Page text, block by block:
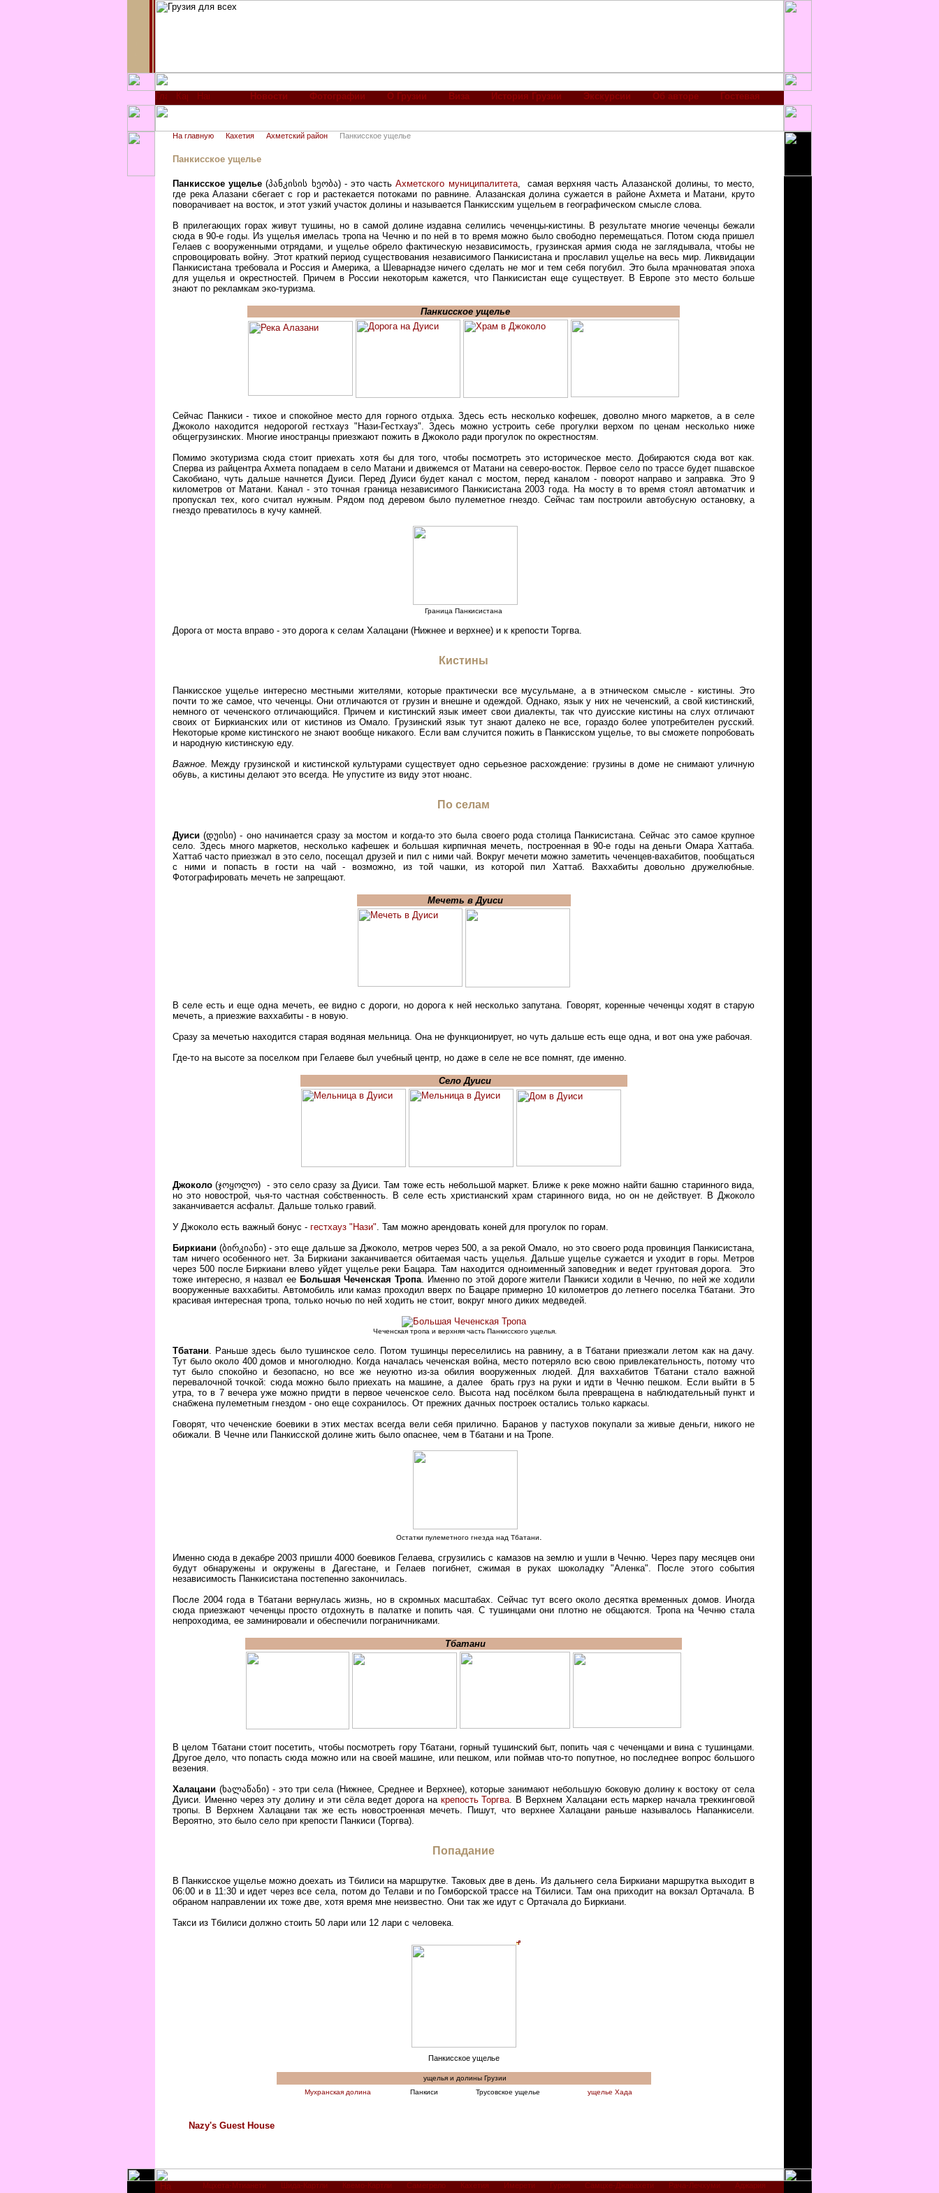
Новости Фотографии О Грузии Виза История Грузии Экскурсии Об авторе Гостевая
На главную Кахетия Ахметский район Панкисское ущелье
Панкисское ущелье
Панкисское ущелье (პანკისის ხეობა) - это частьАхметского муниципалитета, самая верхняя часть Алазанской долины, то место,
где река Алазани сбегает с гор и растекается потоками по равнине. Алазанская долина сужается в районе Ахмета и Матани, круто
поворачивает на восток, и этот узкий участок долины и называется Панкисским ущельем в географическом смысле слова.
В прилегающих горах живут тушины, но в самой долине издавна селились чеченцы-кистины. В результате многие чеченцы бежали
сюда в 90-е годы. Из ущелья имелась тропа на Чечню и по ней в то время можно было свободно перемещаться. Потом сюда пришел
Гелаев с вооруженными отрядами, и ущелье обрело фактическую независимость, грузинская армия сюда не заглядывала, чтобы не
спровоцировать войну. Этот краткий период существования независимого Панкисистана и прославил ущелье на весь мир. Ликвидации
Панкисистана требовала и Россия и Америка, а Шеварнадзе ничего сделать не мог и тем себя погубил. Это была мрачноватая эпоха
для ущелья и окрестностей. Причем в России некоторым кажется, что Панкисистан еще существует. В Европе это место больше
знают по рекламкам эко-туризма.
Панкисское ущелье
Сейчас Панкиси - тихое и спокойное место для горного отдыха. Здесь есть несколько кофешек, доволно много маркетов, а в селе
Джоколо находится недорогой гестхауз "Нази-Гестхауз". Здесь можно устроить себе прогулки верхом по ценам несколько ниже
общегрузинских. Многие иностранцы приезжают пожить в Джоколо ради прогулок по окрестностям.
Помимо экотуризма сюда стоит приехать хотя бы для того, чтобы посмотреть это историческое место. Добираются сюда вот как.
Сперва из райцентра Ахмета попадаем в село Матани и движемся от Матани на северо-восток. Первое село по трассе будет пшавское
Сакобиано, чуть дальше начнется Дуиси. Перед Дуиси будет канал с мостом, перед каналом - поворот направо и заправка. Это 9
километров от Матани. Канал - это точная граница независимого Панкисистана 2003 года. На мосту в то время стоял автоматчик и
пропускал тех, кого считал нужным. Рядом под деревом было пулеметное гнездо. Сейчас там построили автобусную остановку, а
гнездо преватилось в кучу камней.
Граница Панкисистана
Дорога от моста вправо - это дорога к селам Халацани (Нижнее и верхнее) и к крепости Торгва.
Кистины
Панкисское ущелье интересно местными жителями, которые практически все мусульмане, а в этническом смысле - кистины. Это
почти то же самое, что чеченцы. Они отличаются от грузин и внешне и одеждой. Однако, язык у них не чеченский, а свой кистинский,
немного от чеченского отличающийся. Причем и кистинский язык имеет свои диалекты, так что дуисские кистины на слух отличают
своих от Биркианских или от кистинов из Омало. Грузинский язык тут знают далеко не все, гораздо более употребителен русский.
Некоторые кроме кистинского не знают вообще никакого. Если вам случится пожить в Панкисском ущелье, то вы сможете попробовать
и народную кистинскую еду.
Важное. Между грузинской и кистинской культурами существует одно серьезное расхождение: грузины в доме не снимают уличную
обувь, а кистины делают это всегда. Не упустите из виду этот нюанс.
По селам
Дуиси (დუისი) - оно начинается сразу за мостом и когда-то это была своего рода столица Панкисистана. Сейчас это самое крупное
село. Здесь много маркетов, несколько кафешек и большая кирпичная мечеть, построенная в 90-е годы на деньги Омара Хаттаба.
Хаттаб часто приезжал в это село, посещал друзей и пил с ними чай. Вокруг мечети можно заметить чеченцев-вахабитов, пообщаться
с ними и попасть в гости на чай - возможно, из той чашки, из которой пил Хаттаб. Ваххабиты довольно дружелюбные.
Фотографировать мечеть не запрещают.
Мечеть в Дуиси
В селе есть и еще одна мечеть, ее видно с дороги, но дорога к ней несколько запутана. Говорят, коренные чеченцы ходят в старую
мечеть, а приезжие ваххабиты - в новую.
Сразу за мечетью находится старая водяная мельница. Она не функционирует, но чуть дальше есть еще одна, и вот она уже рабочая.
Где-то на высоте за поселком при Гелаеве был учебный центр, но даже в селе не все помнят, где именно.
Село Дуиси
Джоколо (ჯოყოლო)- это село сразу за Дуиси. Там тоже есть небольшой маркет. Ближе к реке можно найти башню старинного вида,
но это новострой, чья-то частная собственность. В селе есть христианский храм старинного вида, но он не действует. В Джоколо
заканчивается асфальт. Дальше только гравий.
У Джоколо есть важный бонус - гестхауз "Нази" . Там можно арендовать коней для прогулок по горам.
Биркиани (ბირკიანი)- это еще дальше за Джоколо, метров через 500, а за рекой Омало, но это своего рода провинция Панкисистана,
там ничего особенного нет. За Биркиани заканчивается обитаемая часть ущелья. Дальше ущелье сужается и уходит в горы. Метров
через 500 после Биркиани влево уйдет ущелье реки Бацара. Там находится одноименный заповедник и ведет грунтовая дорога. Это
тоже интересно, я назвал ее Большая Чеченская Тропа. Именно по этой дороге жители Панкиси ходили в Чечню, по ней же ходили
вооруженные ваххабиты. Автомобиль или камаз проходил вверх по Бацаре примерно 10 километров до летнего поселка Тбатани. Это
красивая интересная тропа, только ночью по ней ходить не стоит, вокруг много диких медведей.
Чеченская тропа и верхняя часть Панкисского ущелья.
Тбатани . Раньше здесь было тушинское село. Потом тушинцы переселились на равнину, а в Тбатани приезжали летом как на дачу.
Тут было около 400 домов и многолюдно. Когда началась чеченская война, место потеряло всю свою привлекательность, потому что
тут было спокойно и безопасно, но все же неуютно из-за обилия вооруженных людей. Для ваххабитов Тбатани стало важной
перевалочной точкой: сюда можно было приехать на машине, а далее брать груз на руки и идти в Чечню пешком. Если выйти в 5
утра, то в 7 вечера уже можно придти в первое чеченское село. Высота над посёлком была превращена в наблюдательный пункт и
снабжена пулеметным гнездом - оно еще сохранилось. От прежних дачных построек остались только каркасы.
Говорят, что чеченские боевики в этих местах всегда вели себя прилично. Баранов у пастухов покупали за живые деньги, никого не
обижали. В Чечне или Панкисской долине жить было опаснее, чем в Тбатани и на Тропе.
Остатки пулеметного гнезда над Тбатани
Именно сюда в декабре 2003 пришли 4000 боевиков Гелаева, сгрузились с камазов на землю и ушли в Чечню. Через пару месяцев они
будут обнаружены и окружены в Дагестане, и Гелаев погибнет, сжимая в руках шоколадку "Аленка". После этого события
независимость Панкисистана постепенно закончилась.
После 2004 года в Тбатани вернулась жизнь, но в скромных масштабах. Сейчас тут всего около десятка временных домов. Иногда
сюда приезжают чеченцы просто отдохнуть в палатке и попить чая. С тушинцами они плотно не общаются. Тропа на Чечню стала
непроходима, ее заминировали и обеспечили пограничниками.
Тбатани
В целом Тбатани стоит посетить, чтобы посмотреть гору Тбатани, горный тушинский быт, попить чая с чеченцами и вина с тушинцами.
Другое дело, что попасть сюда можно или на своей машине, или пешком, или поймав что-то попутное, но последнее вопрос большого
везения.
Халацани (ხალაწანი) - это три села (Нижнее, Среднее и Верхнее), которые занимают небольшую боковую долину к востоку от села
Дуиси. Именно через эту долину и эти сёла ведет дорога на крепость Торгва . В Верхнем Халацани есть маркер начала треккинговой
тропы. В Верхнем Халацани так же есть новостроенная мечеть. Пишут, что верхнее Халацани раньше называлось Напанкисели.
Вероятно, это было село при крепости Панкиси (Торгва).
Попадание
В Панкисское ущелье можно доехать из Тбилиси на маршрутке. Таковых две в день. Из дальнего села Биркиани маршрутка выходит в
06:00 и в 11:30 и идет через все села, потом до Телави и по Гомборской трассе на Тбилиси. Там она приходит на вокзал Ортачала. В
обраном направлении их тоже две, хотя время мне неизвестно. Они так же идут с Ортачала до Биркиани.
Такси из Тбилиси должно стоить 50 лари или 12 лари с человека.
Панкисское ущелье
ущелья и долины Грузии
Мухранская долина
Панкиси Трусовское ущелье ущелье Хада
Nazy's Guest House
Мцхета-Мтианети Шида-Картли Квемо-Картли Самегрело Кахетия Имерети Гурия Самцхе-Джавахети Рача-Лечхуми Аджария